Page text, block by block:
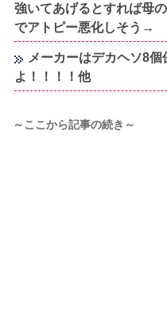
強いてあげるとすれば母
でアトピー悪化しそう→
メーカーはデカヘソ8
よ！！！！他
～ここから記事の続き～